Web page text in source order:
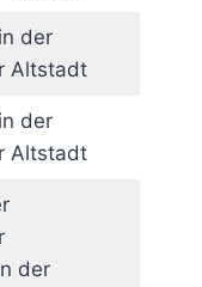
der
Altstadt
der
Altstadt
der